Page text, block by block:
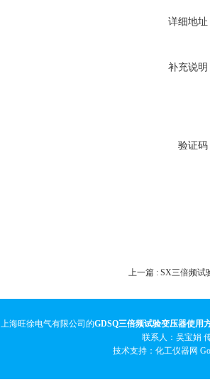
详细地址
补充说明
验证码
上一篇 : SX三倍频试
上海旺徐电气有限公司的GDSQ三倍频试验变压器使用
联系人：吴宝娟
技术支持：化工仪器网